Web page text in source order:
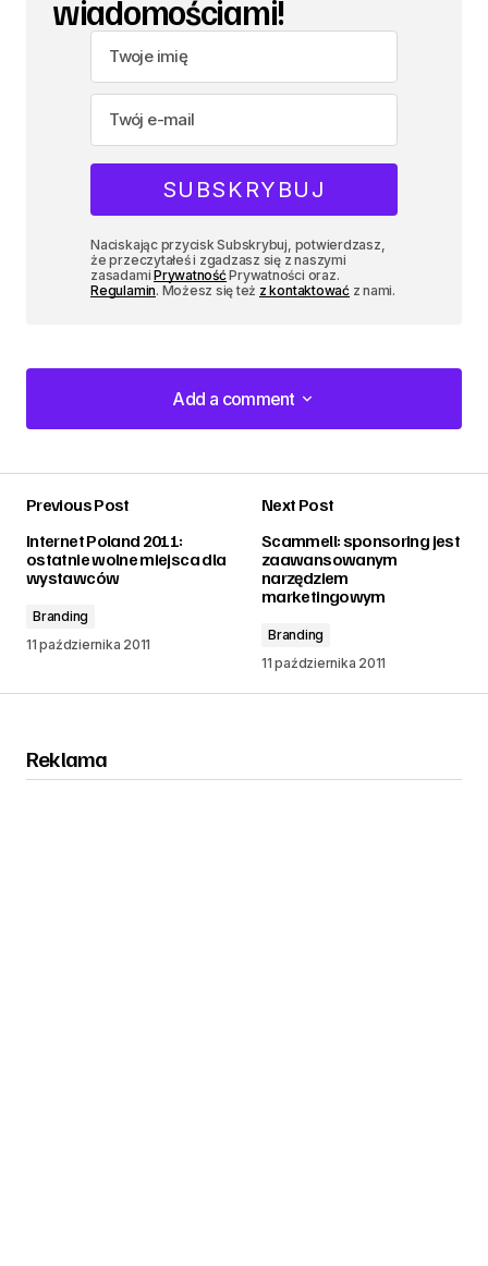
wiadomościami!
Naciskając przycisk Subskrybuj, potwierdzasz,
że przeczytałeś i zgadzasz się z naszymi
zasadamiPrywatnośćPrywatności oraz.
Regulamin. Możesz się też z kontaktowaćz nami.
Add a comment
Add a comment
Previous Post
Internet Poland 2011:
ostatnie wolne miejsca dla
wystawców
Branding
11 października 2011
Next Post
Scammell: sponsoring jest
zaawansowanym
narzędziem
marketingowym
Branding
11 października 2011
Reklama